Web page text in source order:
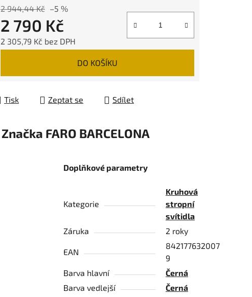
2 944,44 Kč –5 %
2 790 Kč
2 305,79 Kč bez DPH
DO KOŠÍKU
Tisk Zeptat se Sdílet
Značka FARO BARCELONA
Doplňkové parametry
Kategorie
Kruhová
stropní
svítidla
Záruka
2 roky
EAN
842177632007
9
Barva hlavní
Černá
Barva vedlejší
Černá